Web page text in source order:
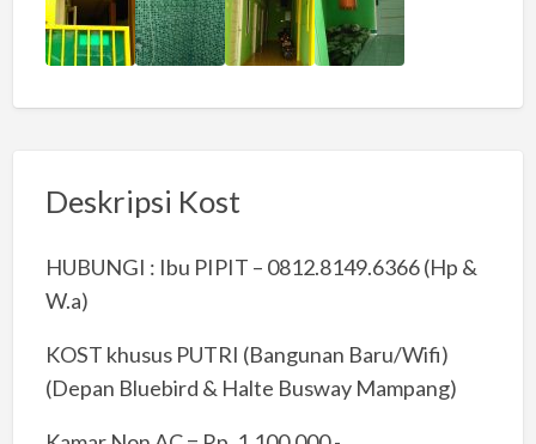
Deskripsi Kost
HUBUNGI : Ibu PIPIT – 0812.8149.6366 (Hp &
W.a)
KOST khusus PUTRI (Bangunan Baru/Wifi)
(Depan Bluebird & Halte Busway Mampang)